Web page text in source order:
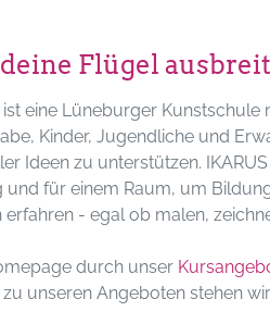
Flügel
ist eine Lüneburger Kunstschule
Kinder, Jugendliche und
Ideen zu unterstützen.
für einem Raum, um
- egal ob malen,
durch unser
zu unseren Angeboten stehen